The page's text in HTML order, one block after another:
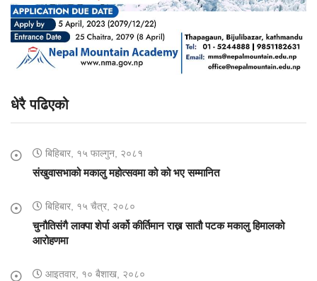
धेरै पढिएको
बिहिबार, १५ फाल्गुन, २०८१
संखुवासभाको मकालु महोत्सवमा को को भए सम्मानित
बिहिबार, १५ चैत्र, २०८०
चुनौतिसंगै लाक्पा शेर्पा अर्को कीर्तिमान राख्न सातौ पटक मकालु हिमालको
आरोहणमा
आइतवार, १० बैशाख, २०८०